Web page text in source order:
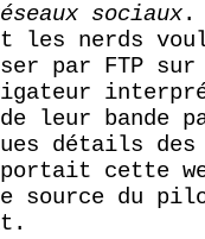
sociaux.
les nerds
par FTP
leur bande
détails
cette
source du